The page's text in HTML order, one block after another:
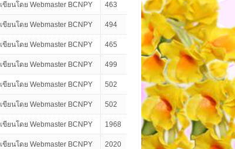
เขียนโดย Webmaster BCNPY 463
เขียนโดย Webmaster BCNPY 494
เขียนโดย Webmaster BCNPY 465
เขียนโดย Webmaster BCNPY 499
เขียนโดย Webmaster BCNPY 502
เขียนโดย Webmaster BCNPY 502
เขียนโดย Webmaster BCNPY 1968
เขียนโดย Webmaster BCNPY 2020